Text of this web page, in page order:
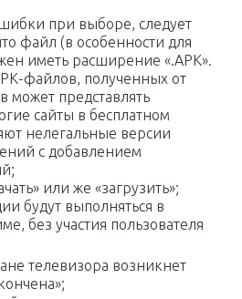
при выборе, следует
файл (в особенности для
иметь расширение «.APK».
файлов, полученных от
может представлять
сайты в бесплатном
нелегальные версии
с добавлением
или же «загрузить»;
будут выполняться в
без участия пользователя
телевизора возникнет